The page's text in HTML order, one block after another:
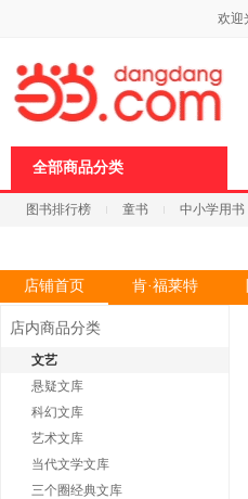
欢迎
全部商品分类
图书排行榜 童书 中小学用书
店铺首页 肯·福莱特
店内商品分类
文艺
悬疑文库
科幻文库
艺术文库
当代文学文库
三个圈经典文库
页
浪
键
打